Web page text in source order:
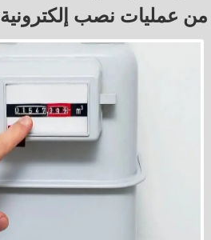
من عمليات نصب إلكترونية